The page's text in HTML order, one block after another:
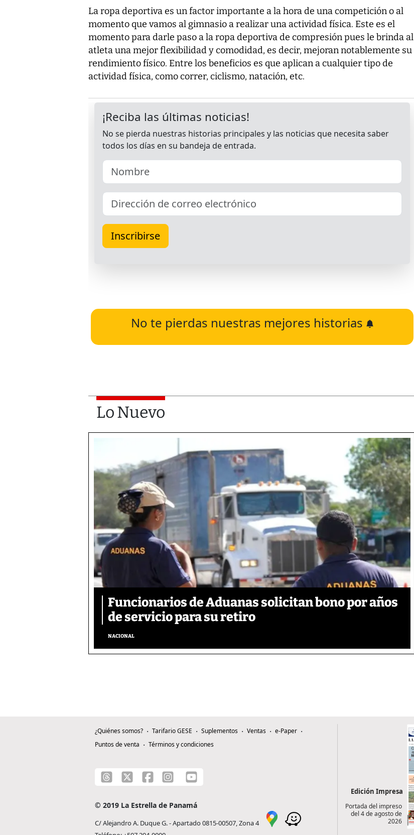
La ropa deportiva es un factor importante a la hora de una competición o al
momento que vamos al gimnasio a realizar una actividad física. Este es el
momento para darle paso a la ropa deportiva de compresión pues le brinda al
atleta una mejor flexibilidad y comodidad, es decir, mejoran notablemente su
rendimiento físico. Entre los beneficios es que aplican a cualquier tipo de
actividad física, como correr, ciclismo, natación, etc.
No te pierdas nuestras mejores historias
Lo Nuevo
Funcionarios de Aduanas solicitan bono por años
de servicio para su retiro
NACIONAL
¿Quiénes somos? Tarifario GESE Suplementos Ventas
e-Paper
Puntos de venta
Términos y condiciones
© 2019 La Estrella de Panamá
C/ Alejandro A. Duque G. - Apartado 0815-00507, Zona 4
Edición Impresa
Portada del impreso
del 4 de agosto de
2026